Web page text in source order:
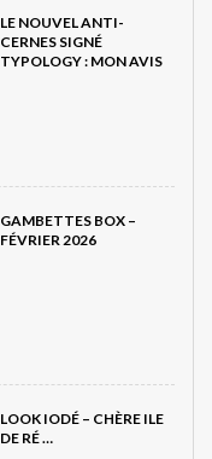
LE NOUVEL ANTI-
CERNES SIGNÉ
TYPOLOGY : MON AVIS
GAMBETTES BOX –
FÉVRIER 2026
LOOK IODÉ – CHÈRE ILE
DE RÉ …